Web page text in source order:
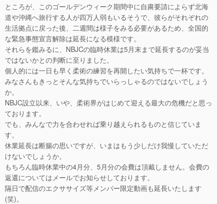
ところが、このゴールデンウィーク期間中に自粛要請によらず北海
道や沖縄へ旅行する人が四万人弱もいるそうで、彼らがそれぞれの
生活拠点に戻った後、二週間は様子をみる必要があるため、全国的
な緊急事態宣言解除は延長になる模様です。
それらを鑑みるに、NBJCの臨時休業は5月末まで延長するのが妥当
ではないかとの判断に至りました。
個人的には一日も早く柔術の練習を再開したい気持ちで一杯です。
みなさんもきっとそんな気持ちでいらっしゃるのではないでしょう
か。
NBJC設立以来、いや、柔術界がはじめて迎える最大の危機だと思っ
ております。
でも、みんなで力を合わせれば乗り越えられるものと信じていま
す。
休業延長は断腸の思いですが、いまはもう少しだけ我慢していただ
けないでしょうか。
もちろん臨時休業中の4月分、5月分の会費は頂戴しません。会費の
返還についてはメールでお知らせしております。
隔日で配信のエクササイズ等メンバー限定動画も延長いたします
(笑)。